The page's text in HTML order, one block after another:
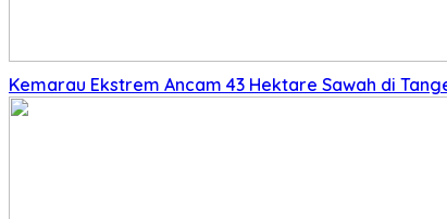
Kemarau Ekstrem Ancam 43 Hektare Sawah di